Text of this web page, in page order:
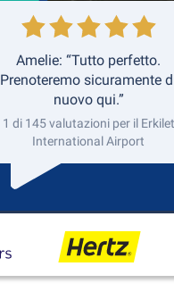
Amelie: “Tutto perfetto.
Prenoteremo sicuramente
nuovo qui.”
1 di 145 valutazioni per il Erkilet
International Airport